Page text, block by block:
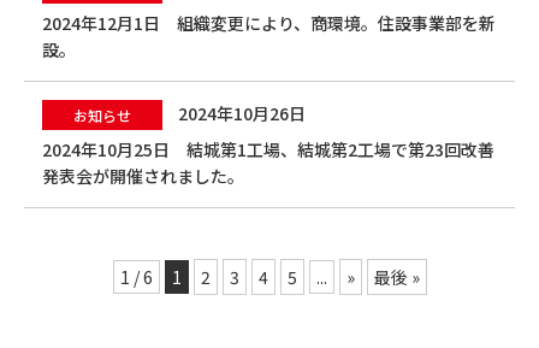
2024年12月1日 組織変更により、商環境。住設事業部を新
設。
お知らせ
2024年10月26日
2024年10月25日 結城第1工場、結城第2工場で第23回改善
発表会が開催されました。
1 / 6 1 2 3 4 5 ... » 最後 »